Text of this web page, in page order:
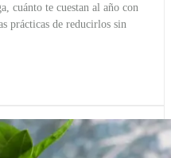
cuánto te cuestan al año con
prácticas de reducirlos sin